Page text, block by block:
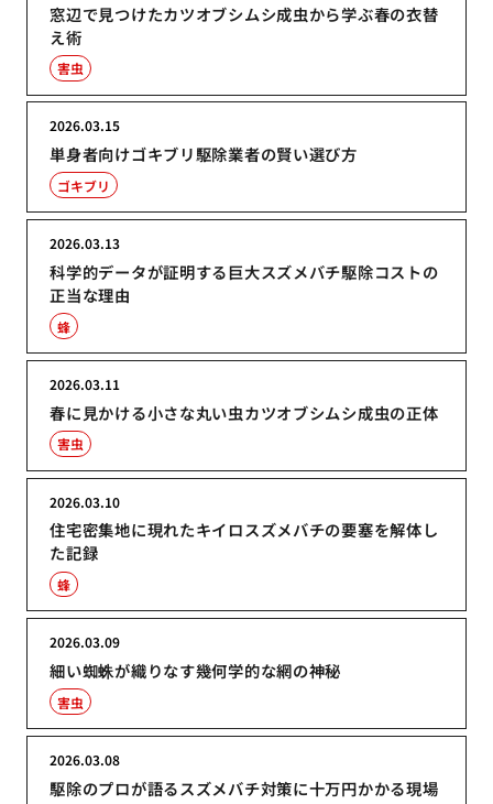
窓辺で見つけたカツオブシムシ成虫から学ぶ春の衣替
え術
害虫
単身者向けゴキブリ駆除業者の賢い選び方
2026.03.15
ゴキブリ
科学的データが証明する巨大スズメバチ駆除コストの
正当な理由
2026.03.13
蜂
春に見かける小さな丸い虫カツオブシムシ成虫の正体
2026.03.11
害虫
住宅密集地に現れたキイロスズメバチの要塞を解体し
た記録
2026.03.10
蜂
細い蜘蛛が織りなす幾何学的な網の神秘
2026.03.09
害虫
駆除のプロが語るスズメバチ対策に十万円かかる現場
2026.03.08